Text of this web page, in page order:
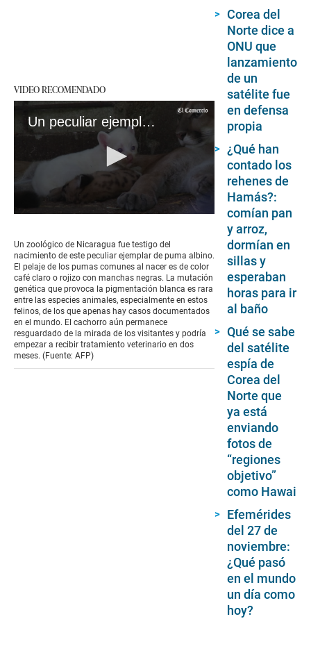
VIDEO RECOMENDADO
Un peculiar ejemplar de puma albino nace en zoológico de Nicaragua
of
1
minute,
26
seconds
Un zoológico de Nicaragua fue testigo del
nacimiento de este peculiar ejemplar de puma albino.
El pelaje de los pumas comunes al nacer es de color
café claro o rojizo con manchas negras. La mutación
genética que provoca la pigmentación blanca es rara
entre las especies animales, especialmente en estos
felinos, de los que apenas hay casos documentados
en el mundo. El cachorro aún permanece
resguardado de la mirada de los visitantes y podría
empezar a recibir tratamiento veterinario en dos
meses. (Fuente: AFP)
Corea del
Norte dice a
ONU que
lanzamiento
de un
satélite fue
en defensa
propia
¿Qué han
contado los
rehenes de
Hamás?:
comían pan
y arroz,
dormían en
sillas y
esperaban
horas para ir
al baño
Qué se sabe
del satélite
espía de
Corea del
Norte que
ya está
enviando
fotos de
“regiones
objetivo”
como Hawai
Efemérides
del 27 de
noviembre:
¿Qué pasó
en el mundo
un día como
hoy?